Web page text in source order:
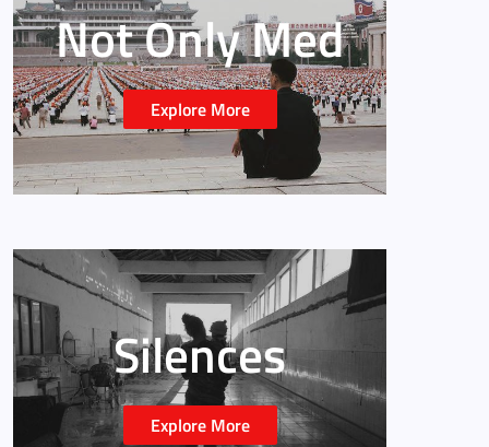
Not Only Med
Explore More
Silences
Explore More